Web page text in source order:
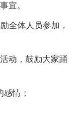
宜。
全体人员参加，
动，鼓励大家踊
情；